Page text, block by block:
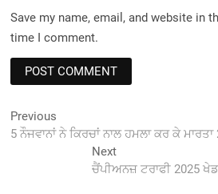
Save my name, email, and website in
time I comment.
Post
navigation
Previous
post:
5 ਨੌਜਵਾਨਾਂ ਨੇ ਕਿਰਚਾਂ ਨਾਲ ਹਮਲਾ ਕਰ ਕੇ ਮਾਰਤਾ
NextNext
post:
ਚੈਂਪੀਅਨਜ਼ ਟਰਾਫੀ 2025